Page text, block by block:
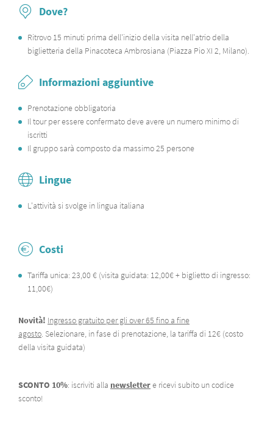
Dove?
Ritrovo 15 minuti prima dell'inizio della visita nell'atrio della
biglietteria della Pinacoteca Ambrosiana (Piazza Pio XI 2, Milano).
Informazioni aggiuntive
Prenotazione obbligatoria
Il tour per essere confermato deve avere un numero minimo di
iscritti
Il gruppo sarà composto da massimo 25 persone
Lingue
L'attività si svolge in lingua italiana​
Costi
Tariffa unica: 23,00 € (visita guidata: 12,00€ + biglietto di ingresso:
11,00€)
Novità! Ingresso gratuito per gli over 65 fino a fine
agosto. Selezionare, in fase di prenotazione, la tariffa di 12€ (costo
della visita guidata)
SCONTO 10%: iscriviti alla newslettere ricevi subito un codice
sconto!